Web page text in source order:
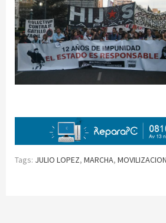
Tags: JULIO LOPEZ, MARCHA, MOVILIZACION